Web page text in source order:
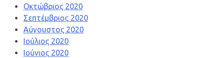
Οκτώβριος 2020
Σεπτέμβριος 2020
Αύγουστος 2020
Ιούλιος 2020
Ιούνιος 2020